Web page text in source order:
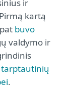
ir
kartą
buvo
valdymo ir
tarptautinių
.